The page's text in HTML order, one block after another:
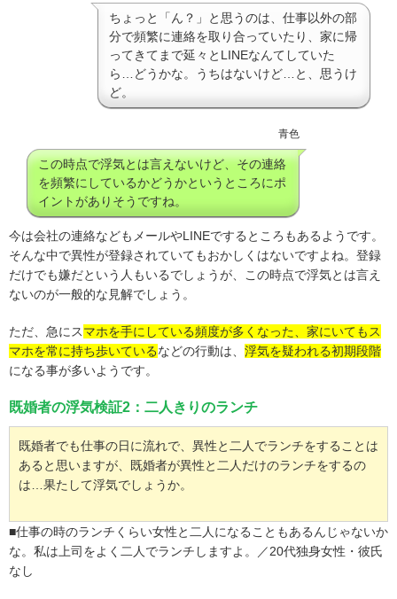
ちょっと「ん？」と思うのは、仕事以外の部
分で頻繁に連絡を取り合っていたり、家に帰
ってきてまで延々とLINEなんてしていた
ら…どうかな。うちはないけど…と、思うけ
ど。
青色
この時点で浮気とは言えないけど、その連絡
を頻繁にしているかどうかというところにポ
イントがありそうですね。
今は会社の連絡などもメールやLINEでするところもあるようです。
そんな中で異性が登録されていてもおかしくはないですよね。登録
だけでも嫌だという人もいるでしょうが、この時点で浮気とは言え
ないのが一般的な見解でしょう。
ただ、急にスマホを手にしている頻度が多くなった、家にいてもス
マホを常に持ち歩いているなどの行動は、 浮気を疑われる初期段階
になる事が多いようです。
既婚者の浮気検証2：二人きりのランチ
既婚者でも仕事の日に流れで、異性と二人でランチをすることは
あると思いますが、既婚者が異性と二人だけのランチをするの
は…果たして浮気でしょうか。
■仕事の時のランチくらい女性と二人になることもあるんじゃないか
な。私は上司をよく二人でランチしますよ。／20代独身女性・彼氏
なし